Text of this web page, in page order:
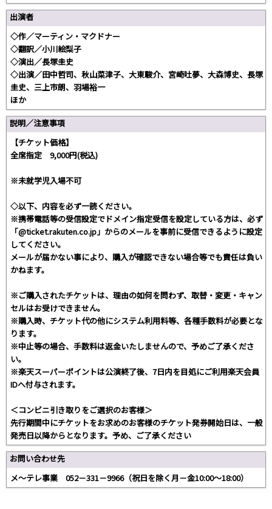
出演者
◇作／マーティン・マクドナー
◇翻訳／小川絵梨子
◇演出／長塚圭史
◇出演／田中哲司、秋山菜津子、大東駿介、宮崎吐夢、大森博史、長塚
圭史、三上市朗、羽場裕一
ほか
説明／注意事項
【チケット価格】
全席指定 9,000円(税込)
※未就学児入場不可
◇以下、内容を必ず一読ください。
※携帯電話等の受信設定でドメイン指定受信を設定している方は、必ず
「@ticket.rakuten.co.jp」からのメールを事前に受信できるように設定
してください。
メールが届かない事により、購入が確認できない場合等でも責任は負い
かねます。
※ご購入されたチケットは、理由の如何を問わず、取替・変更・キャン
セルはお受けできません。
※購入時、チケット代の他にシステム利用料等、各種手数料が必要とな
ります。
※中止等の場合、手数料は返金いたしませんので、予めご了承くださ
い。
※楽天スーパーポイントは公演終了後、7日内を目処にご利用楽天会員
IDへ付与されます。
＜コンビニ引き取りをご選択のお客様＞
先行期間中にチケットをお求めのお客様のチケット発券開始日は、一般
発売日以降からとなります。予め、ご了承ください
お問い合わせ先
メ～テレ事業 052－331－9966（祝日を除く月－金10:00～18:00）